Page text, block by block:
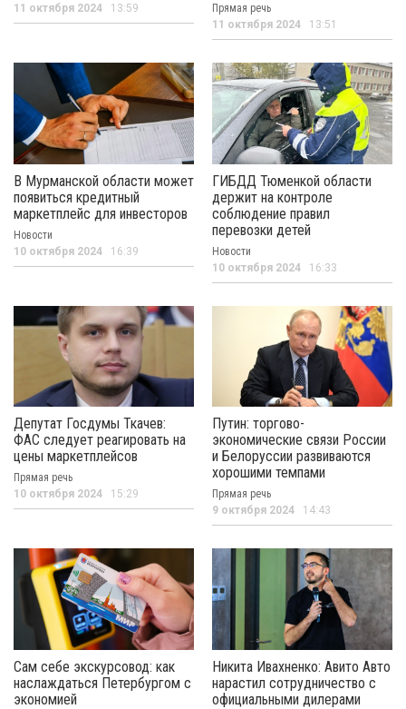
11 октября 2024 13:59
Прямая речь
11 октября 2024 13:51
В Мурманской области может
появиться кредитный
маркетплейс для инвесторов
Новости
10 октября 2024 16:39
ГИБДД Тюменкой области
держит на контроле
соблюдение правил
перевозки детей
Новости
10 октября 2024 16:33
Депутат Госдумы Ткачев:
ФАС следует реагировать на
цены маркетплейсов
Прямая речь
10 октября 2024 15:29
Путин: торгово-
экономические связи России
и Белоруссии развиваются
хорошими темпами
Прямая речь
9 октября 2024 14:43
Сам себе экскурсовод: как
наслаждаться Петербургом с
экономией
Никита Ивахненко: Авито Авто
нарастил сотрудничество с
официальными дилерами